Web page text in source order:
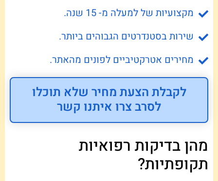
מקצועיות של למעלה מ- 15 שנה.
שירות בסטנדרטים הגבוהים ביותר.
מחירים אטרקטיביים לפונים מהאתר.
לקבלת הצעת מחיר שלא תוכלו
לסרב צרו איתנו קשר
מהן בדיקות רפואיות
תקופתיות?